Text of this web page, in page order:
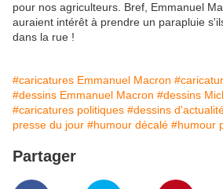
pour nos agriculteurs. Bref, Emmanuel
auraient intérêt à prendre un parapluie
dans la rue !
#caricatures Emmanuel Macron
#dessins Emmanuel Macron #dessins
#caricatures politiques #dessins
presse du jour #humour décalé #humour
Partager